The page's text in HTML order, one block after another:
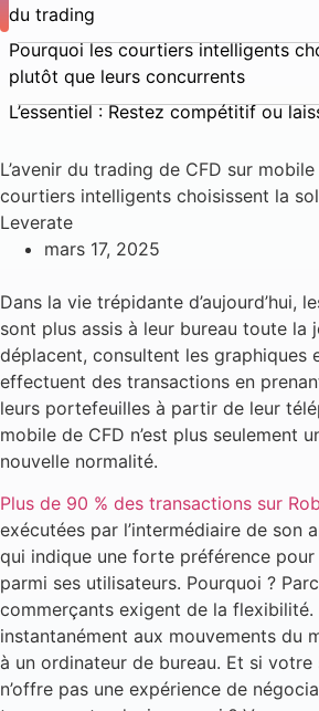
du trading
Pourquoi les courtiers intelligents
plutôt que leurs concurrents
L’essentiel : Restez compétitif ou
L’avenir du trading de CFD sur
courtiers intelligents choisissent la
Leverate
mars 17, 2025
Dans la vie trépidante d’aujourd’hui,
sont plus assis à leur bureau toute la
déplacent, consultent les graphiques
effectuent des transactions en
leurs portefeuilles à partir de leur
mobile de CFD n’est plus seulement
nouvelle normalité.
Plus de 90 % des transactions sur
exécutées par l’intermédiaire de son
qui indique une forte préférence
parmi ses utilisateurs. Pourquoi ?
commerçants exigent de la flexibilité.
instantanément aux mouvements du
à un ordinateur de bureau. Et si
n’offre pas une expérience de